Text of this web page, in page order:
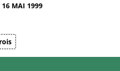
16 MAI 1999